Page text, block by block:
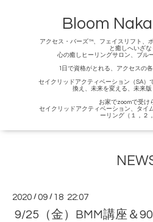
Bloom
アクセス・バーズ™、フェイスリフト、
と癒しへいざな
心の癒しヒーリングサロン、ブル
1日で資格がとれる、アクセスの
セイクリッドアクティベーション（SA）
換え、未来を変える、未来版
お家でzoomで受け
セイクリッドアクティベーション、タイ
ーリング（１，２
2020 /09 / 18 22:07
9/25（金）BMM講座＆